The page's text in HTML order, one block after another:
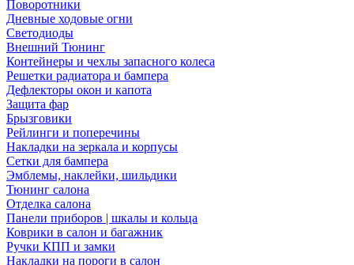
Поворотники
Дневные ходовые огни
Светодиоды
Внешний Тюнинг
Контейнеры и чехлы запасного колеса
Решетки радиатора и бампера
Дефлекторы окон и капота
Защита фар
Брызговики
Рейлинги и поперечины
Накладки на зеркала и корпусы
Сетки для бампера
Эмблемы, наклейки, шильдики
Тюнинг салона
Отделка салона
Панели приборов | шкалы и кольца
Коврики в салон и багажник
Ручки КПП и замки
Накладки на пороги в салон